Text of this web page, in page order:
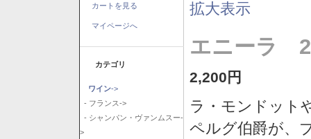
カートを見る
マイページへ
カテゴリ
ワイン->
- フランス->
- シャンパン・ヴァンムスー-
>
拡大表示
エニーラ
2,200円
ラ・モンドット
ペルグ伯爵が、